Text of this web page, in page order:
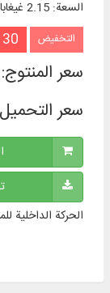
السعة:2.15 غيغابايت
التخفيض 30 %
سعر
سعر
الحركة الداخلية